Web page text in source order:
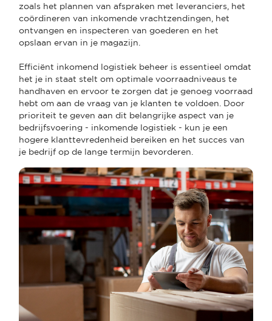
zoals het plannen van afspraken met leveranciers, het
coördineren van inkomende vrachtzendingen, het
ontvangen en inspecteren van goederen en het
opslaan ervan in je magazijn.
Efficiënt inkomend logistiek beheer is essentieel omdat
het je in staat stelt om optimale voorraadniveaus te
handhaven en ervoor te zorgen dat je genoeg voorraad
hebt om aan de vraag van je klanten te voldoen. Door
prioriteit te geven aan dit belangrijke aspect van je
bedrijfsvoering - inkomende logistiek - kun je een
hogere klanttevredenheid bereiken en het succes van
je bedrijf op de lange termijn bevorderen.